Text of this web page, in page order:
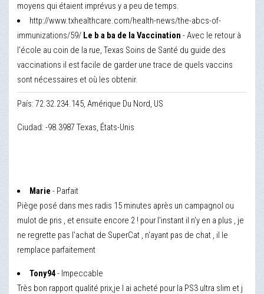
moyens qui étaient imprévus y a peu de temps.
http://www.txhealthcare.com/health-news/the-abcs-of-
immunizations/59/ Le b a ba de la Vaccination - Avec le retour à
l'école au coin de la rue, Texas Soins de Santé du guide des
vaccinations il est facile de garder une trace de quels vaccins
sont nécessaires et où les obtenir.
País: 72.32.234.145, Amérique Du Nord, US
Ciudad: -98.3987 Texas, États-Unis
Marie - Parfait
Piège posé dans mes radis 15 minutes après un campagnol ou
mulot de pris , et ensuite encore 2 ! pour l'instant il n'y en a plus , je
ne regrette pas l'achat de SuperCat , n'ayant pas de chat , il le
remplace parfaitement
Tony94- Impeccable
Très bon rapport qualité prix,je l ai acheté pour la PS3 ultra slim et j